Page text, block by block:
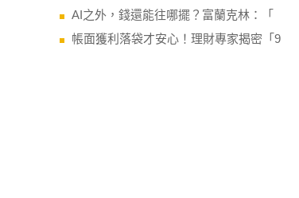
AI之外，錢還能往哪擺？富蘭克林：「
帳面獲利落袋才安心！理財專家揭密「9